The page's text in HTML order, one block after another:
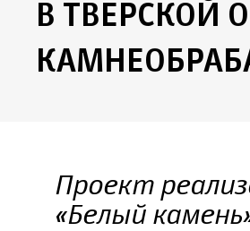
В ТВЕРСКОЙ
Проект
«Белый